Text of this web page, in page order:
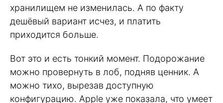
хранилищем не изменилась. А по факту
дешёвый вариант исчез, и платить
приходится больше.
Вот это и есть тонкий момент. Подорожание
можно провернуть в лоб, подняв ценник. А
можно тихо, вырезав доступную
конфигурацию. Apple уже показала, что умеет